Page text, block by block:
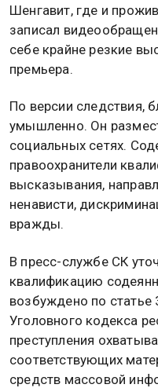
Шенгавит, где и
записал
себе крайне резкие
премьера.
По версии следствия,
умышленно. Он
социальных сетях.
правоохранители
высказывания,
ненависти,
вражды.
В пресс-службе СК
квалификацию
возбуждено по статье
Уголовного кодекса
преступления
соответствующих
средств массовой